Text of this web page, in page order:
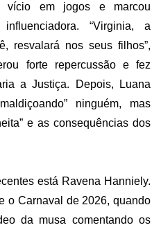
vício em jogos e marcou
“Virginia, a
resvalará nos seus filhos”,
forte repercussão e fez
a Justiça. Depois, Luana
ninguém, mas
e as consequências dos
está Ravena Hanniely.
o Carnaval de 2026, quando
da musa comentando os